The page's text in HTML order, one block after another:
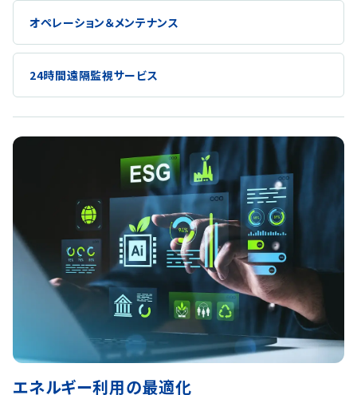
オペレーション＆メンテナンス
24時間遠隔監視サービス
エネルギー利用の最適化